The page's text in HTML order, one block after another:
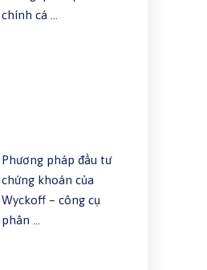
chính cá …
Phương pháp đầu tư
chứng khoán của
Wyckoff – công cụ
phân …